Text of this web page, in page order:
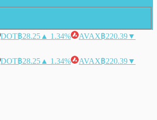
DOT฿28.25 ▲ 1.34% AVAX฿220.39▼
DOT฿28.25 ▲ 1.34% AVAX฿220.39▼